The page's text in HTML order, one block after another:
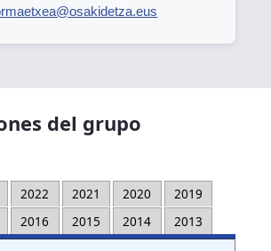
del grupo
2022 2021 2020
2019
2016 2015 2014 2013